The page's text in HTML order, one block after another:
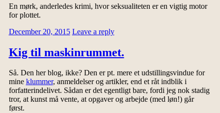
En mørk, anderledes krimi, hvor seksualiteten er en vigtig motor
for plottet.
December 20, 2015 Leave a reply
Kig til maskinrummet.
Så. Den her blog, ikke? Den er pt. mere et udstillingsvindue for
mine klummer, anmeldelser og artikler, end et råt indblik i
forfatterindelivet. Sådan er det egentligt bare, fordi jeg nok stadig
tror, at kunst må vente, at opgaver og arbejde (med løn!) går
først.